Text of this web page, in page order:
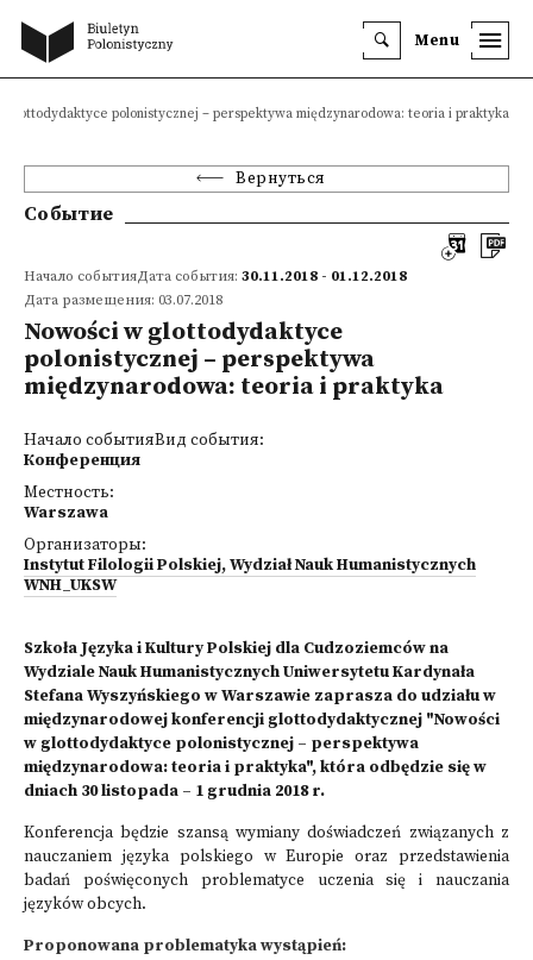
Menu
glottodydaktyce polonistycznej – perspektywa międzynarodowa: teoria i praktyka
Вернуться
Событие
Начало событияДата события: 30.11.2018 - 01.12.2018
Дата размещения: 03.07.2018
Nowości w glottodydaktyce
polonistycznej – perspektywa
międzynarodowa: teoria i praktyka
Начало событияВид события:
Конференция
Местность:
Warszawa
Организаторы:
Instytut Filologii Polskiej, Wydział Nauk Humanistycznych
WNH_UKSW
Szkoła Języka i Kultury Polskiej dla Cudzoziemców na
Wydziale Nauk Humanistycznych Uniwersytetu Kardynała
Stefana Wyszyńskiego w Warszawie zaprasza do udziału w
międzynarodowej konferencji glottodydaktycznej "Nowości
w glottodydaktyce polonistycznej – perspektywa
międzynarodowa: teoria i praktyka", która odbędzie się w
dniach 30 listopada – 1 grudnia 2018 r.
Konferencja będzie szansą wymiany doświadczeń związanych z
nauczaniem języka polskiego w Europie oraz przedstawienia
badań poświęconych problematyce uczenia się i nauczania
języków obcych.
Proponowana problematyka wystąpień: